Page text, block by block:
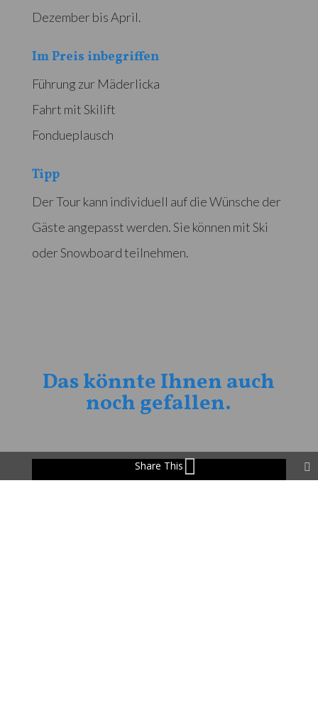
Dezember bis April.
Im Preis inbegriffen
Führung zur Mäderlicka
Fahrt mit Skilift
Fondueplausch
Tipp
Der Tour kann individuell auf die Wünsche der
Gäste angepasst werden. Sie können mit Ski
oder Snowboard teilnehmen.
Das könnte Ihnen auch
noch gefallen.
Share This